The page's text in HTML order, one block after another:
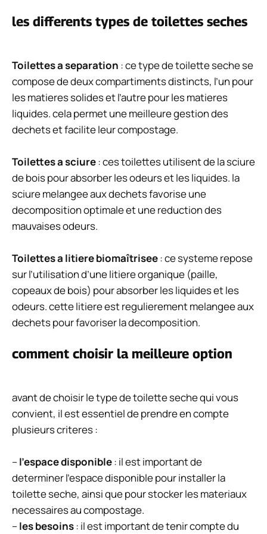
les differents types de toilettes seches
Toilettes a separation : ce type de toilette seche se
compose de deux compartiments distincts, l’un pour
les matieres solides et l’autre pour les matieres
liquides. cela permet une meilleure gestion des
dechets et facilite leur compostage.
Toilettes a sciure: ces toilettes utilisent de la sciure
de bois pour absorber les odeurs et les liquides. la
sciure melangee aux dechets favorise une
decomposition optimale et une reduction des
mauvaises odeurs.
Toilettes a litiere biomaîtrisee: ce systeme repose
sur l’utilisation d’une litiere organique (paille,
copeaux de bois) pour absorber les liquides et les
odeurs. cette litiere est regulierement melangee aux
dechets pour favoriser la decomposition.
comment choisir la meilleure option
avant de choisir le type de toilette seche qui vous
convient, il est essentiel de prendre en compte
plusieurs criteres :
–l’espace disponible: il est important de
determiner l’espace disponible pour installer la
toilette seche, ainsi que pour stocker les materiaux
necessaires au compostage.
–les besoins: il est important de tenir compte du